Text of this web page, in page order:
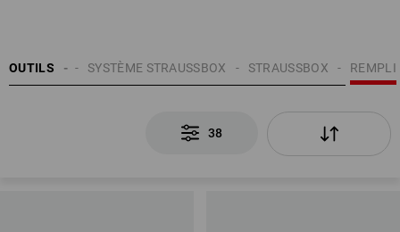
OUTILS REMPLI
STRAUSSBOX
SYSTÈME STRAUSSBOX
À MAIN
38